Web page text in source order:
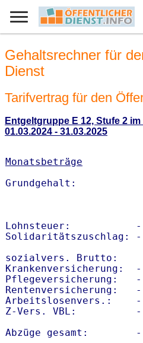
Gehaltsrechner für
Dienst
Tarifvertrag für den
Entgeltgruppe E 12, Stufe 2
01.03.2024 - 31.03.2025
Monatsbeträge
Lohnsteuer:           -
Solidaritätszuschlag:
sozialvers. Brutto:
Krankenversicherung:
Pflegeversicherung:
Rentenversicherung:
Arbeitslosenvers.:
Z-Vers. VBL:          -
Abzüge gesamt:        -